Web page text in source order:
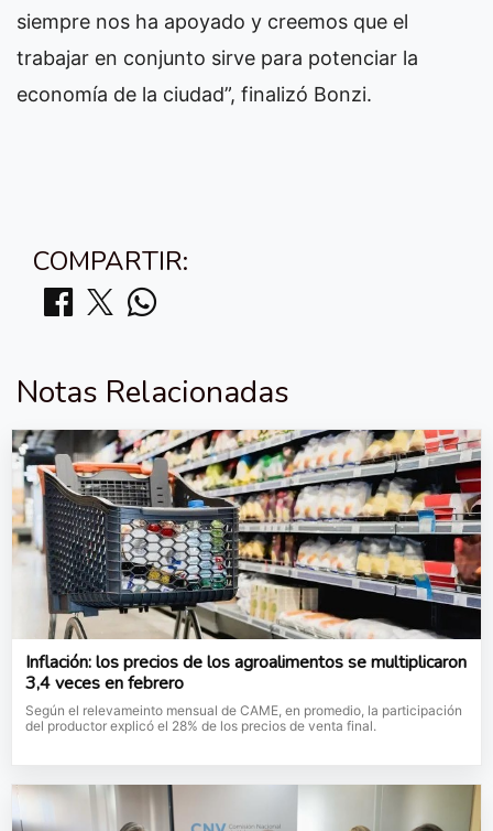
siempre nos ha apoyado y creemos que el
trabajar en conjunto sirve para potenciar la
economía de la ciudad”, finalizó Bonzi.
COMPARTIR:
Notas Relacionadas
Inflación: los precios de los agroalimentos se multiplicaron
3,4 veces en febrero
Según el relevameinto mensual de CAME, en promedio, la participación
del productor explicó el 28% de los precios de venta final.